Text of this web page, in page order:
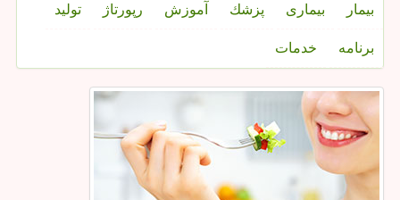
بیمار بیماری پزشك آموزش رپورتاژ تولید
برنامه خدمات